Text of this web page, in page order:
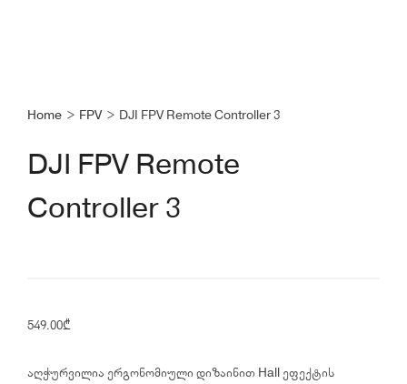
Home > FPV > DJI FPV Remote Controller 3
DJI FPV Remote
Controller 3
549.00₾
აღჭურვილია ერგონომიული დიზაინით Hall ეფექტის